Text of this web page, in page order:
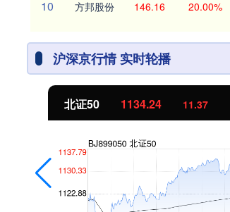
10 方邦股份 146.16 20.00%
沪深京行情 实时轮播
北证50 1134.24 11.37